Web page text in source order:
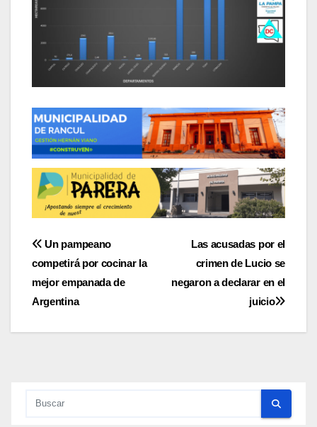
Navegación
de
entradas
Las acusadas por el
crimen de Lucio se
negaron a declarar en el
juicio
Un pampeano
competirá por cocinar la
mejor empanada de
Argentina